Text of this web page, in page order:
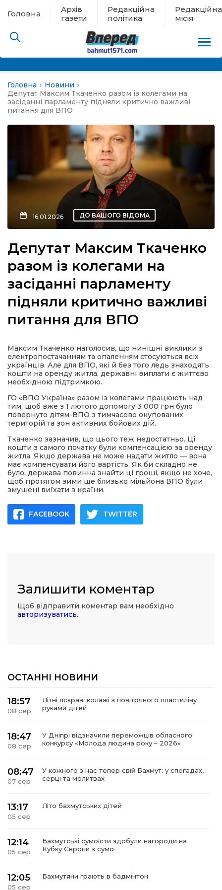
Головна
Архів
газети
Редакційна
політика
Редакційна
місія
евакуації
новини
політика
місія
Головна
Новини
Депутат Максим Ткаченко разом із колегами на
засіданні парламенту підняли критично важливі
питання для ВПО
16.01.2026 ДО ВАШОГО ВІДОМА
Депутат Максим Ткаченко
разом із колегами на
засіданні парламенту
підняли критично важливі
питання для ВПО
Максим Ткаченко наголосив, що нинішні виклики з
електропостачанням та опаленням стосуються всіх
українців. Але для ВПО, які й без того ледь знаходять
кошти на оренду житла, державні виплати є життєво
необхідною підтримкою.
ГО «ВПО Україна» разом із колегами працюють над
тим, щоб вже з 1 лютого допомогу 3 000 грн було
повернуто дітям-ВПО з тимчасово окупованих
територій та зон активних бойових дій.
Ткаченко зазначив, що цього теж недостатньо. Ці
кошти з самого початку були компенсацією за оренду
житла. Якщо держава не може надати житло — вона
має компенсувати його вартість. Як би складно не
було, держава повинна знайти ці гроші, якщо не хоче,
щоб протягом зими ще близько мільйона ВПО були
змушені виїхати з країни.
FACEBOOK TWITTER
Залишити коментар
Щоб відправити коментар вам необхідно
авторизуватись.
ОСТАННІ НОВИНИ
18:57
08 сер
Літні яскраві колажі з повітряного пластиліну
руками дітей
18:47
08 сер
У Дніпрі відзначили переможців обласного
конкурсу «Молода людина року – 2026»
08:47
07 сер
У кожного з нас тепер свій Бахмут: у спогадах,
серці та молитвах
13:17
05 сер
Літо бахмутських дітей
12:14
05 сер
Бахмутські сумоїсти здобули нагороди на
Кубку Європи з сумо
12:05
05 сер
Бахмутяни грають в бадмінтон